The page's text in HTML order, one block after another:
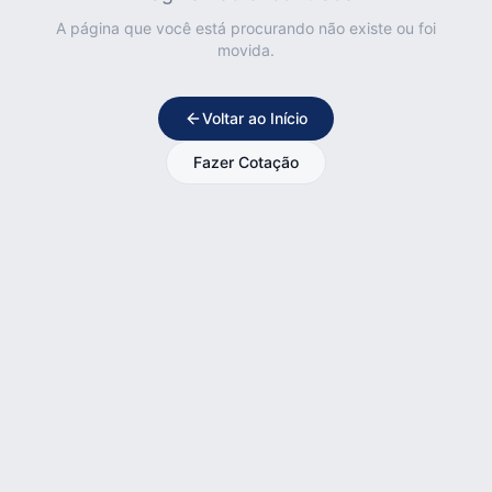
A página que você está procurando não existe ou foi
movida.
Voltar ao Início
Fazer Cotação